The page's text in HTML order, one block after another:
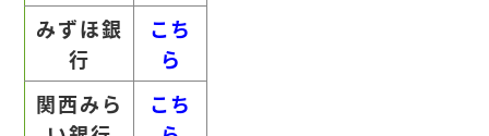
みずほ銀
行
こち
ら
関西みら
こち